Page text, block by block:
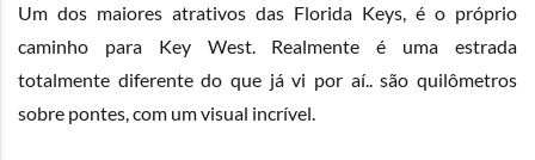
Um dos maiores atrativos das Florida Keys, é o próprio
caminho para Key West. Realmente é uma estrada
totalmente diferente do que já vi por aí.. são quilômetros
sobre pontes, com um visual incrível.